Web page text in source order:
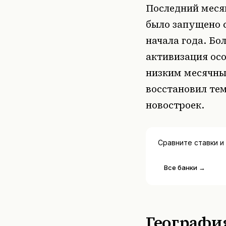
Последний
было запущено
начала года.
активизация
низким
восстановил
новостроек.
Сравните ставки
Все банки →